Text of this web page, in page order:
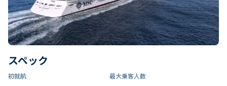
スペック
初就航 最大乗客人数